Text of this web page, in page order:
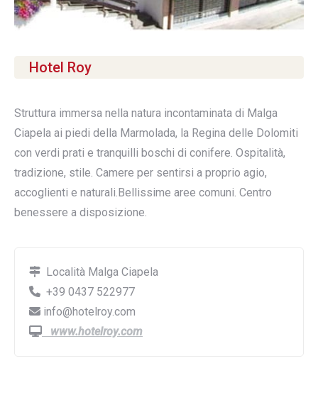
Hotel Roy
Struttura immersa nella natura incontaminata di Malga
Ciapela ai piedi della Marmolada, la Regina delle Dolomiti
con verdi prati e tranquilli boschi di conifere. Ospitalità,
tradizione, stile. Camere per sentirsi a proprio agio,
accoglienti e naturali.Bellissime aree comuni. Centro
benessere a disposizione.
Località Malga Ciapela
+39 0437 522977
info@hotelroy.com
www.hotelroy.com